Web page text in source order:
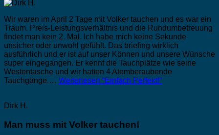
Wir waren im April 2 Tage mit Volker tauchen und es war ein
Traum. Preis-Leistungsverhältnis und die Rundumbetreuung
findet man kein 2. Mal. Ich habe mich keine Sekunde
unsicher oder unwohl gefühlt. Das briefing wirklich
ausführlich und er ist auf unser Können und unsere Wünsche
super eingegangen. Er kennt die Tauchplätze wie seine
Westentasche und wir hatten 4 Atemberaubende
Tauchgänge.… Weiterlesen “Einfach Perfekt!”
Dirk H.
Man muss mit Volker tauchen!